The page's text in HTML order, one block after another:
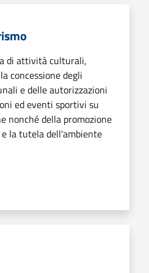
di attività culturali,
concessione degli
e delle autorizzazioni
ed eventi sportivi su
nonché della promozione
la tutela dell'ambiente